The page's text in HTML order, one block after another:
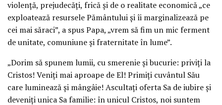
violență, prejudecăți, frică și de o realitate economică „ce
exploatează resursele Pământului și îi marginalizează pe
cei mai săraci”, a spus Papa, „vrem să fim un mic ferment
de unitate, comuniune și fraternitate în lume”.
„Dorim să spunem lumii, cu smerenie și bucurie: priviți la
Cristos! Veniți mai aproape de El! Primiți cuvântul Său
care luminează și mângâie! Ascultați oferta Sa de iubire și
deveniți unica Sa familie: în unicul Cristos, noi suntem